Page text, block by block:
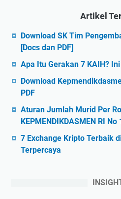
Artikel
Download SK Tim
[Docs dan PDF]
Apa Itu Gerakan 7 KAIH?
Download
PDF
Aturan Jumlah Murid Per
KEPMENDIKDASMEN RI No
7 Exchange Kripto Terbaik
Terpercaya